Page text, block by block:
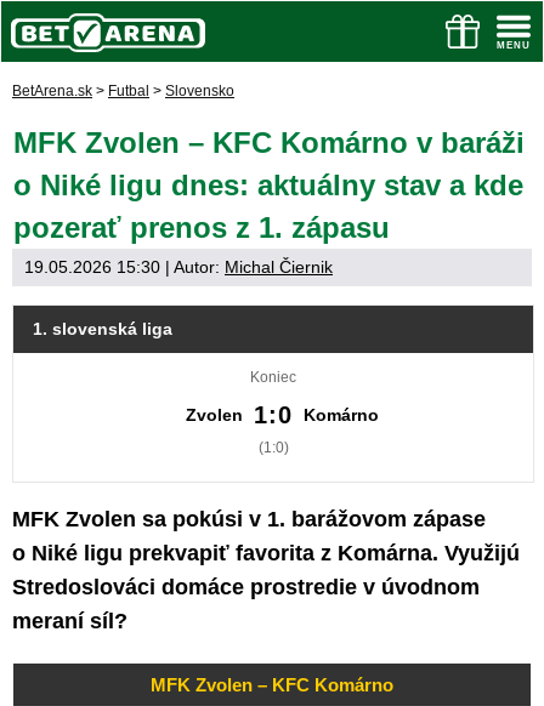
BetArena.sk > Futbal > Slovensko
MFK Zvolen – KFC Komárno v baráži
o Niké ligu dnes: aktuálny stav a kde
pozerať prenos z 1. zápasu
19.05.2026 15:30 | Autor: Michal Čiernik
1. slovenská liga
Koniec
Zvolen 1:0 Komárno
(1:0)
MFK Zvolen sa pokúsi v 1. barážovom zápase
o Niké ligu prekvapiť favorita z Komárna. Využijú
Stredoslováci domáce prostredie v úvodnom
meraní síl?
MFK Zvolen – KFC Komárno